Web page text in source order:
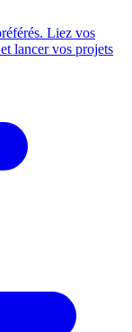
Liez vos
lancer vos projets